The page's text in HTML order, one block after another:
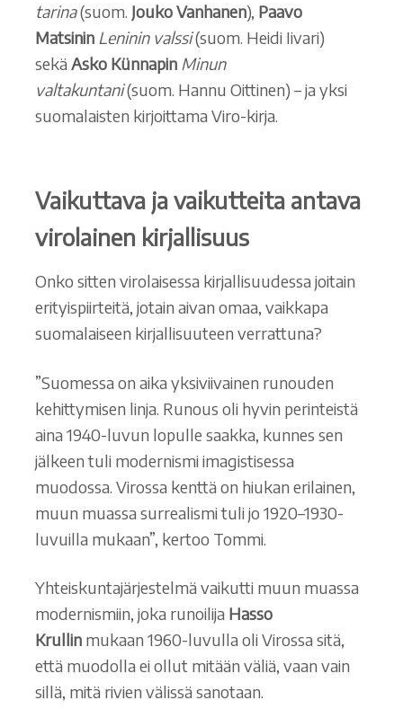
tarina(suom. Jouko Vanhanen), Paavo
Matsinin Leninin valssi(suom. Heidi Iivari)
sekäAsko Künnapin Minun
valtakuntani(suom. Hannu Oittinen) – ja yksi
suomalaisten kirjoittama Viro-kirja.
Vaikuttava ja vaikutteita antava
virolainen kirjallisuus
Onko sitten virolaisessa kirjallisuudessa joitain
erityispiirteitä, jotain aivan omaa, vaikkapa
suomalaiseen kirjallisuuteen verrattuna?
”Suomessa on aika yksiviivainen runouden
kehittymisen linja. Runous oli hyvin perinteistä
aina 1940-luvun lopulle saakka, kunnes sen
jälkeen tuli modernismi imagistisessa
muodossa. Virossa kenttä on hiukan erilainen,
muun muassa surrealismi tuli jo 1920–1930-
luvuilla mukaan”, kertoo Tommi.
Yhteiskuntajärjestelmä vaikutti muun muassa
modernismiin, joka runoilija Hasso
Krullin mukaan 1960-luvulla oli Virossa sitä,
että muodolla ei ollut mitään väliä, vaan vain
sillä, mitä rivien välissä sanotaan.